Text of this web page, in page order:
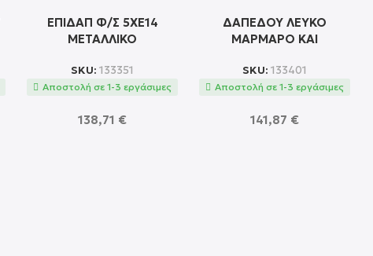
ΕΠΙΔΑΠ Φ/Σ 5ΧΕ14
ΜΕΤΑΛΛΙΚΟ
153Χ115ΧΗ198CM
MARKELLA
SKU:133351
Αποστολή σε 1-3 εργάσιμες
138,71 €
ΔΑΠΕΔΟΥ ΛΕΥΚΟ
ΜΑΡΜΑΡΟ ΚΑΙ
1ΧΕ27 LENNON
SKU:133401
Αποστολή σε 1-3 εργάσιμες
141,87 €